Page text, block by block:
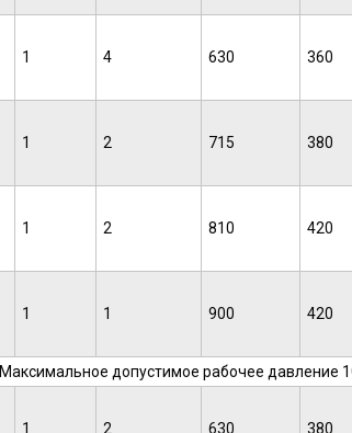
1 4 630 360
1 2 715 380
1 2 810 420
1 1 900 420
Максимальное допустимое рабочее давление
1 2 630 380